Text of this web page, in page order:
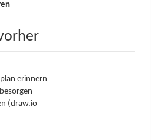
erinnern
(draw.io